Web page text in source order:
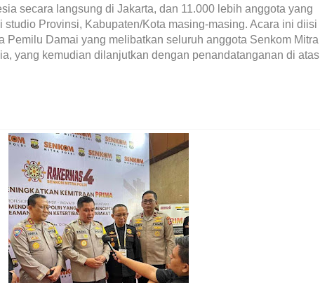
secara langsung di Jakarta, dan 11.000 lebih anggota yang
studio Provinsi, Kabupaten/Kota masing-masing. Acara ini diisi
Pemilu Damai yang melibatkan seluruh anggota Senkom Mitra
yang kemudian dilanjutkan dengan penandatanganan di atas